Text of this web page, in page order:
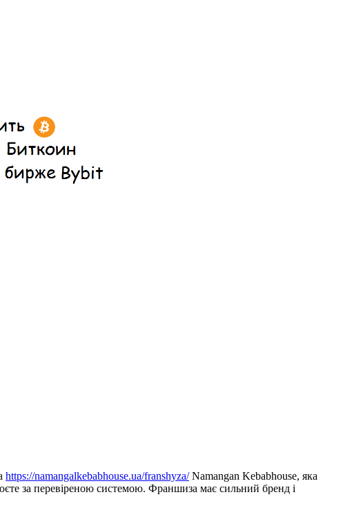
https://namangalkebabhouse.ua/franshyza/Namangan Kebabhouse, яка
за перевіреною системою. Франшиза має сильний бренд і